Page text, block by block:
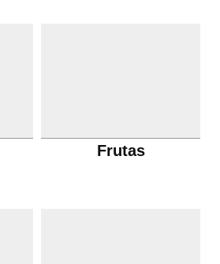
Frutas